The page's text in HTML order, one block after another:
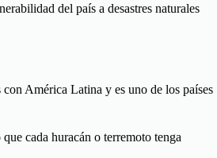
del país a desastres naturales
América Latina y es uno de los países
cada huracán o terremoto tenga